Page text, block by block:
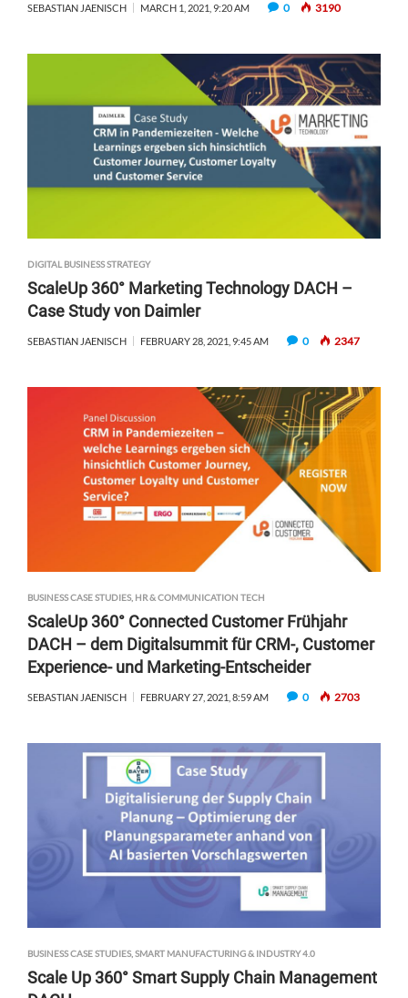
SEBASTIAN JAENISCH MARCH 1, 2021, 9:20 AM 0 3190
DIGITAL BUSINESS STRATEGY
ScaleUp 360° Marketing Technology DACH –
Case Study von Daimler
SEBASTIAN JAENISCH FEBRUARY 28, 2021, 9:45 AM 0 2347
BUSINESS CASE STUDIES, HR & COMMUNICATION TECH
ScaleUp 360° Connected Customer Frühjahr
DACH – dem Digitalsummit für CRM-, Customer
Experience- und Marketing-Entscheider
SEBASTIAN JAENISCH FEBRUARY 27, 2021, 8:59 AM 0 2703
BUSINESS CASE STUDIES, SMART MANUFACTURING & INDUSTRY 4.0
Scale Up 360° Smart Supply Chain Management